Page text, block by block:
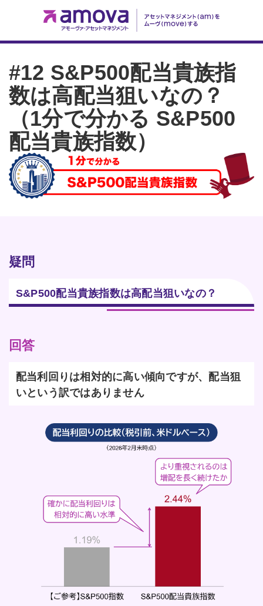
#12 S&P500配当貴族指
数は高配当狙いなの？
（1分で分かる S&P500
配当貴族指数）
疑問
S&P500配当貴族指数は高配当狙いなの？
回答
配当利回りは相対的に高い傾向ですが、配当狙
いという訳ではありません